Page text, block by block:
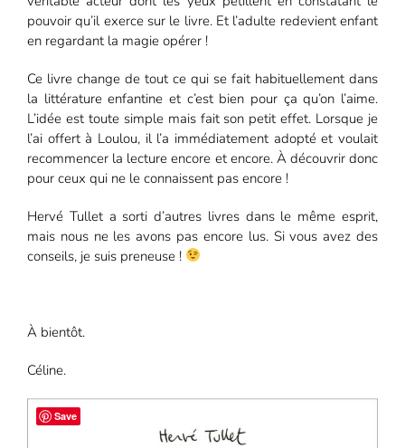
pouvoir qu’il exerce sur le livre. Et l’adulte redevient enfant
en regardant la magie opérer !
Ce livre change de tout ce qui se fait habituellement dans
la littérature enfantine et c’est bien pour ça qu’on l’aime.
L’idée est toute simple mais fait son petit effet. Lorsque je
l’ai offert à Loulou, il l’a immédiatement adopté et voulait
recommencer la lecture encore et encore. À découvrir donc
pour ceux qui ne le connaissent pas encore !
Hervé Tullet a sorti d’autres livres dans le même esprit,
mais nous ne les avons pas encore lus. Si vous avez des
conseils, je suis preneuse !
À bientôt.
Céline.
Save